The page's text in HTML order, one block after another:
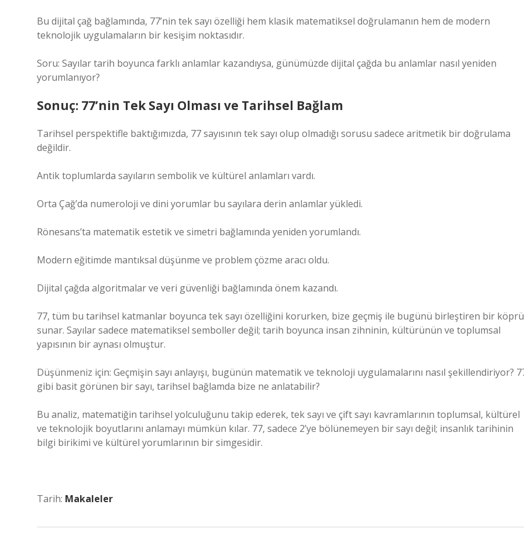
Bu dijital çağ bağlamında, 77’nin tek sayı özelliği hem klasik matematiksel doğrulamanın hem de modern
teknolojik uygulamaların bir kesişim noktasıdır.
Soru: Sayılar tarih boyunca farklı anlamlar kazandıysa, günümüzde dijital çağda bu anlamlar nasıl yeniden
yorumlanıyor?
Sonuç: 77’nin Tek Sayı Olması ve Tarihsel Bağlam
Tarihsel perspektifle baktığımızda, 77 sayısının tek sayı olup olmadığı sorusu sadece aritmetik bir doğrulama
değildir.
Antik toplumlarda sayıların sembolik ve kültürel anlamları vardı.
Orta Çağ’da numeroloji ve dini yorumlar bu sayılara derin anlamlar yükledi.
Rönesans’ta matematik estetik ve simetri bağlamında yeniden yorumlandı.
Modern eğitimde mantıksal düşünme ve problem çözme aracı oldu.
Dijital çağda algoritmalar ve veri güvenliği bağlamında önem kazandı.
77, tüm bu tarihsel katmanlar boyunca tek sayı özelliğini korurken, bize geçmiş ile bugünü birleştiren bir köprü
sunar. Sayılar sadece matematiksel semboller değil; tarih boyunca insan zihninin, kültürünün ve toplumsal
yapısının bir aynası olmuştur.
Düşünmeniz için: Geçmişin sayı anlayışı, bugünün matematik ve teknoloji uygulamalarını nasıl şekillendiriyor?
gibi basit görünen bir sayı, tarihsel bağlamda bize ne anlatabilir?
Bu analiz, matematiğin tarihsel yolculuğunu takip ederek, tek sayı ve çift sayı kavramlarının toplumsal, kültürel
ve teknolojik boyutlarını anlamayı mümkün kılar. 77, sadece 2’ye bölünemeyen bir sayı değil; insanlık tarihinin
bilgi birikimi ve kültürel yorumlarının bir simgesidir.
Tarih: Makaleler